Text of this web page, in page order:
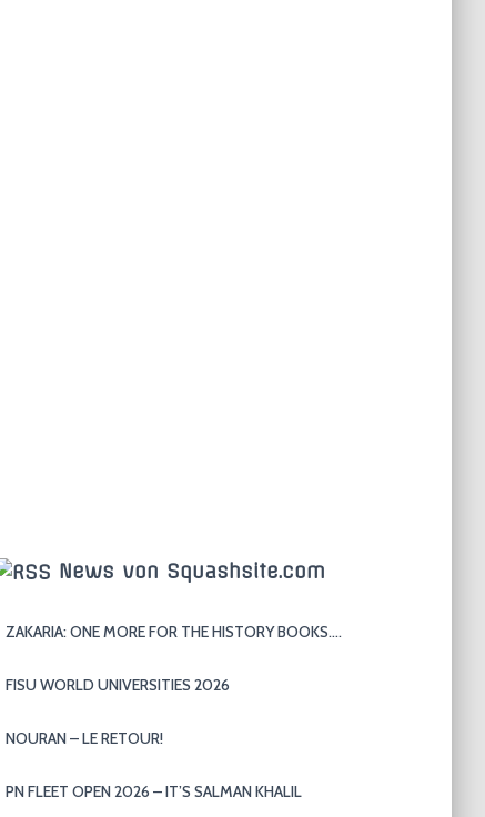
News von Squashsite.com
ZAKARIA: ONE MORE FOR THE HISTORY BOOKS….
FISU WORLD UNIVERSITIES 2026
NOURAN – LE RETOUR!
PN FLEET OPEN 2026 – IT’S SALMAN KHALIL